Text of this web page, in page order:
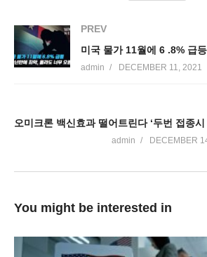
PREV
admin DECEMBER 11, 2021
admin DECEMBER
You might be interested in